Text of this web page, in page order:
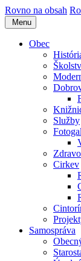
Rovno na obsah
Menu
Obec
Služby
Cirkev
Samospráva